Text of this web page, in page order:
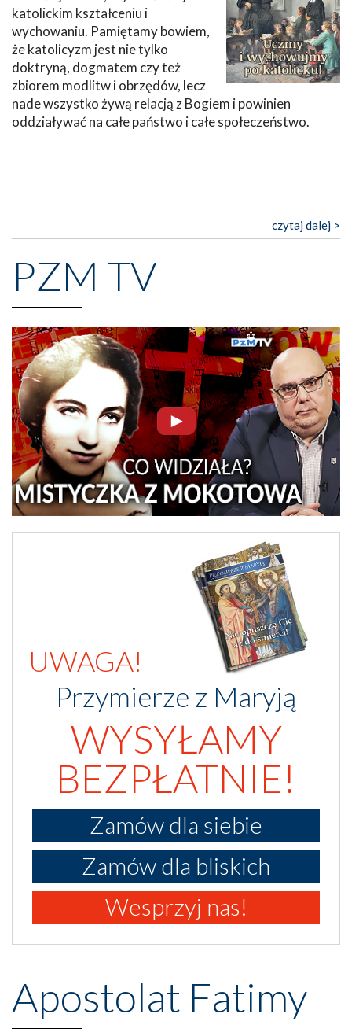
katolickim kształceniu i
wychowaniu. Pamiętamy bowiem,
że katolicyzm jest nie tylko
doktryną, dogmatem czy też
zbiorem modlitw i obrzędów, lecz
nade wszystko żywą relacją z Bogiem i powinien
oddziaływać na całe państwo i całe społeczeństwo.
czytaj dalej >
PZM TV
UWAGA!
Przymierze z Maryją
WYSYŁAMY
BEZPŁATNIE!
Zamów dla siebie
Zamów dla bliskich
Wesprzyj nas!
Apostolat Fatimy